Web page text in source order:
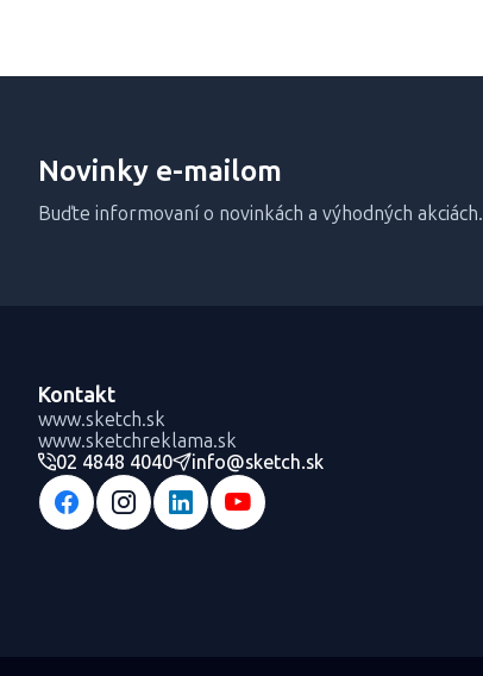
Novinky e-mailom
Buďte informovaní o novinkách a výhodných akciách.
Kontakt
www.sketch.sk
www.sketchreklama.sk
02 4848 4040
info@sketch.sk